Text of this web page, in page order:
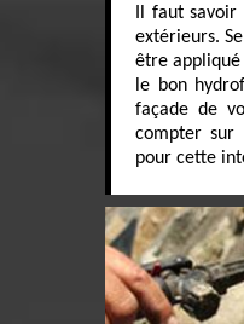
Il faut
extérieurs.
être
le bon
façade de
compter sur
pour cette